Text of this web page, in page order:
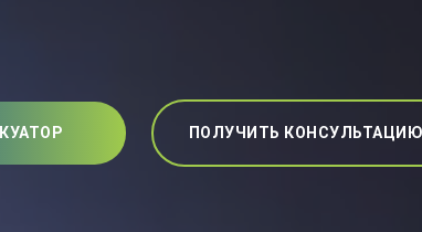
ПОЛУЧИТЬ КОНСУЛЬТАЦИЮ